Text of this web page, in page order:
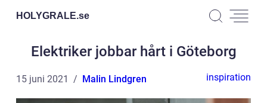
HOLYGRALE.se
Elektriker jobbar hårt i Göteborg
15 juni 2021 Malin Lindgren inspiration